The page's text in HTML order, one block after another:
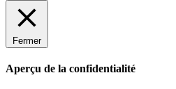
Fermer
Aperçu de la confidentialité